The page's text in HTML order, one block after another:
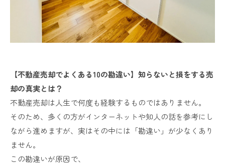
【不動産売却でよくある10の勘違い】知らないと損をする売
却の真実とは？
不動産売却は人生で何度も経験するものではありません。
そのため、多くの方がインターネットや知人の話を参考にし
ながら進めますが、実はその中には「勘違い」が少なくあり
ません。
この勘違いが原因で、